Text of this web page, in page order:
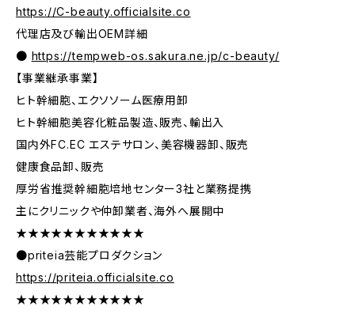
https://C-beauty.officialsite.co
代理店及び輸出OEM詳細
● https://tempweb-os.sakura.ne.jp/c-beauty/
【事業継承事業】
ヒト幹細胞、エクソソーム医療用卸
ヒト幹細胞美容化粧品製造、販売、輸出入
国内外FC.EC エステサロン、美容機器卸、販売
健康食品卸、販売
厚労省推奨幹細胞培地センター3社と業務提携
主にクリニックや仲卸業者、海外へ展開中
★★★★★★★★★★★
●priteia芸能プロダクション
https://priteia.officialsite.co
★★★★★★★★★★★